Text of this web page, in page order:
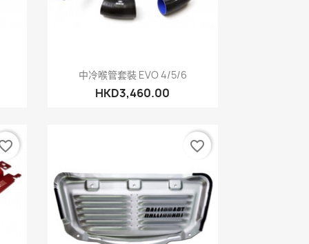
快速查看
中冷喉管套裝 EVO 4/5/6
HKD3,460.00
favorite_border